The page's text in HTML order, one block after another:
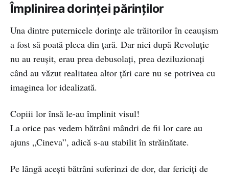
Împlinirea dorinței părinților
Una dintre puternicele dorințe ale trăitorilor în ceaușism
a fost să poată pleca din țară. Dar nici după Revoluție
nu au reușit, erau prea debusolați, prea deziluzionați
când au văzut realitatea altor țări care nu se potrivea cu
imaginea lor idealizată.
Copiii lor însă le-au împlinit visul!
La orice pas vedem bătrâni mândri de fii lor care au
ajuns „Cineva”, adică s-au stabilit în străinătate.
Pe lângă acești bătrâni suferinzi de dor, dar fericiți de